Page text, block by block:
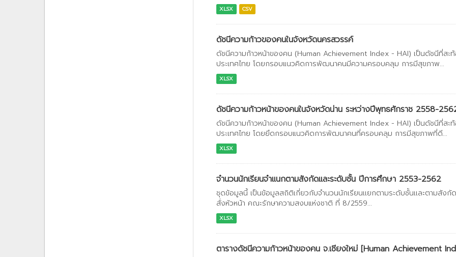
XLSX CSV
ดัชนีความก้าวของคนในจังหวัดนครสวรรค์
ดัชนีความก้าวหน้าของคน (Human Achievement Index - HAI) เป็นดัชนีที่ส
ประเทศไทย โดยกรอบแนวคิดการพัฒนาคนมีความครอบคลุม การมีสุขภาพ...
XLSX
ดัชนีความก้าวหน้าของคนในจังหวัดน่าน ระหว่างปีพุทธศักราช 2558-
ดัชนีความก้าวหน้าของคน (Human Achievement Index - HAI) เป็นดัชนีที่ส
ประเทศไทย โดยยึดกรอบแนวคิดการพัฒนาคนที่ครอบคลุม การมีสุขภาพที่ดี...
XLSX
จำนวนนักเรียนจำแนกตามสังกัดและระดับชั้น ปีการศึกษา 2553-2562
ชุดข้อมูลนี้ เป็นข้อมูลสถิติเกี่ยวกับจำนวนนักเรียนเเยกตามระดับชั้นเเละตามสัง
สั่งหัวหน้า คณะรักษาความสงบแห่งชาติ ที่ 8/2559...
XLSX
ตารางดัชนีความก้าวหน้าของคน จ.เชียงใหม่ [Human Achievement